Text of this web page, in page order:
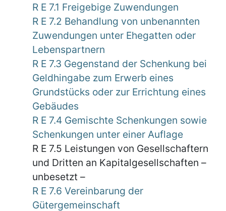
R E 7.1 Freigebige Zuwendungen
R E 7.2 Behandlung von unbenannten
Zuwendungen unter Ehegatten oder
Lebenspartnern
R E 7.3 Gegenstand der Schenkung bei
Geldhingabe zum Erwerb eines
Grundstücks oder zur Errichtung eines
Gebäudes
R E 7.4 Gemischte Schenkungen sowie
Schenkungen unter einer Auflage
R E 7.5 Leistungen von Gesellschaftern
und Dritten an Kapitalgesellschaften –
unbesetzt –
R E 7.6 Vereinbarung der
Gütergemeinschaft